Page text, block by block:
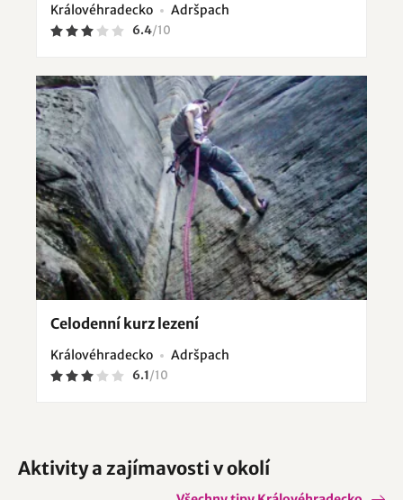
Královéhradecko Adršpach
6.4/10
Celodenní kurz lezení
Královéhradecko Adršpach
6.1/10
Aktivity a zajímavosti v okolí